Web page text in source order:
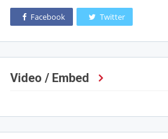
Facebook Twitter
Video / Embed